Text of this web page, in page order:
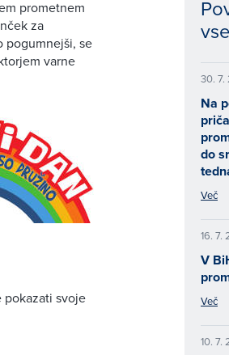
prometnem
za
pogumnejši, se
varne
pokazati svoje
30.
Na
do
Več
16. 7.
V
Več
10. 7.